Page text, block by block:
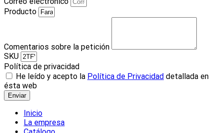
Producto
Comentarios sobre la petición
SKU
Política de privacidad
He leído y acepto la Política de Privacidad detallada en
ésta web
Enviar
Inicio
La empresa